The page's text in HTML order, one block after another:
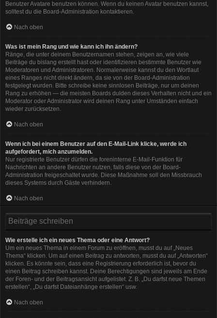
Benutzer Avatare benutzen können. Wenn du keinen Avatar benutzen kannst,
solltest du die Board-Administration kontaktieren.
Nach oben
Was ist mein Rang und wie kann ich ihn ändern?
Ränge, die unter deinem Benutzernamen stehen, zeigen an, wie viele
Beiträge du bislang erstellt hast oder identifizieren bestimmte Benutzer wie
Moderatoren und Administratoren. Normalerweise kannst du den Wortlaut
eines Ranges nicht direkt ändern, da sie von der Board-Administration
festgelegt wurden. Bitte schreibe keine sinnlosen Beiträge, nur um deinen
Rang zu erhöhen — die meisten Boards dulden dieses Verhalten nicht und ein
Moderator oder Administrator wird deinen Rang unter Umständen einfach
wieder zurücksetzen.
Nach oben
Wenn ich bei einem Benutzer auf den E-Mail-Link klicke, werde ich
aufgefordert, mich anzumelden.
Nur registrierte Benutzer dürfen die foreninterne E-Mail-Funktion für
Nachrichten an andere Benutzer nutzen, falls diese von der Board-
Administration freigeschaltet wurde. Diese Maßnahme soll den Missbrauch
dieses Systems durch Gäste verhindern.
Nach oben
Beiträge schreiben
Wie erstelle ich ein neues Thema oder eine Antwort?
Um ein neues Thema in einem Forum zu eröffnen, musst du auf „Neues
Thema“ klicken. Um auf einen Beitrag zu antworten, musst du auf „Antworten“
klicken. Es könnte sein, dass eine Registrierung erforderlich ist, bevor du
einen Beitrag schreiben kannst. Deine Berechtigungen sind jeweils am Ende
der Foren- und der Beitragsansicht aufgelistet. Z. B. „Du darfst neue Themen
erstellen“, „Du darfst Dateianhänge erstellen“ usw.
Nach oben